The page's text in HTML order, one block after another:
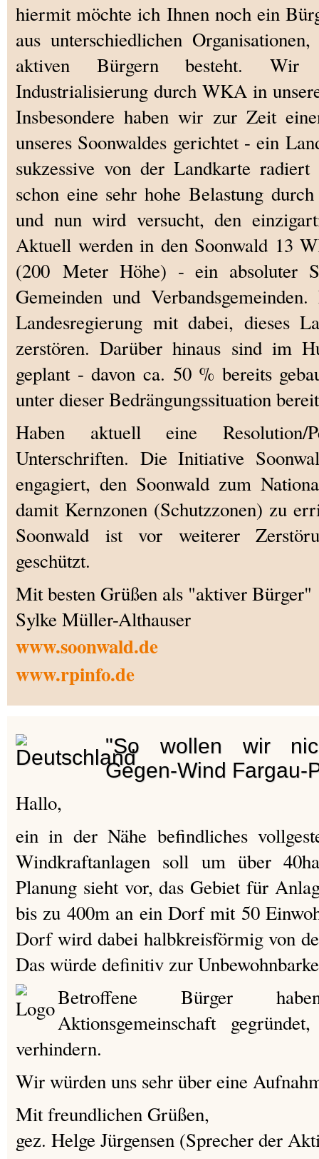
hiermit möchte ich Ihnen noch ein
aus unterschiedlichen
aktiven Bürgern besteht. Wir
Industrialisierung durch WKA in
Insbesondere haben wir zur Zeit
unseres Soonwaldes gerichtet - ein
sukzessive von der Landkarte
schon eine sehr hohe Belastung
und nun wird versucht, den
Aktuell werden in den Soonwald 13
(200 Meter Höhe) - ein absoluter
Gemeinden und
Landesregierung mit dabei, dieses
zerstören. Darüber hinaus sind im
geplant - davon ca. 50 % bereits
unter dieser Bedrängungssituation
Haben aktuell eine Resolution/
Unterschriften. Die Initiative
engagiert, den Soonwald zum
damit Kernzonen (Schutzzonen) zu
Soonwald ist vor weiterer
geschützt.
Mit besten Grüßen als "aktiver Bürger"
Sylke Müller-Althauser
www.soonwald.de
www.rpinfo.de
"So wollen wir
Gegen-Wind Fargau-
Hallo,
ein in der Nähe befindliches
Windkraftanlagen soll um über
Planung sieht vor, das Gebiet für
bis zu 400m an ein Dorf mit 50
Dorf wird dabei halbkreisförmig von
Das würde definitiv zur
Betroffene Bürger
Aktionsgemeinschaft
verhindern.
Wir würden uns sehr über eine
Mit freundlichen Grüßen,
gez. Helge Jürgensen (Sprecher der